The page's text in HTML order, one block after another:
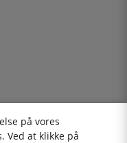
på vores
Ved at klikke på